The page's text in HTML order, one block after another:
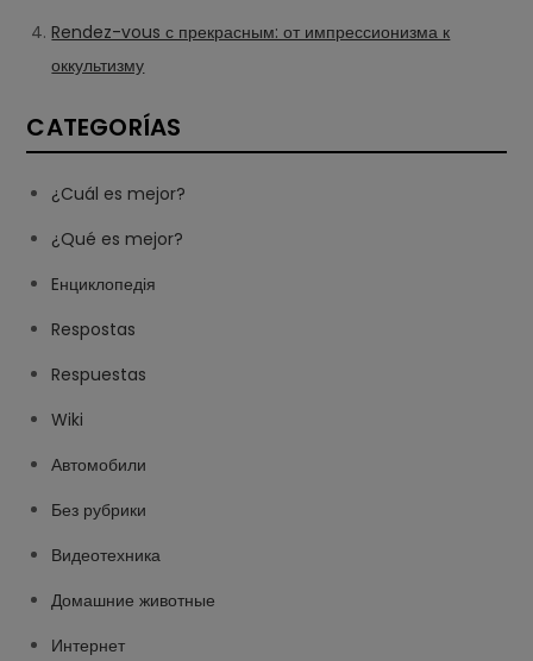
Rendez-vous с прекрасным: от импрессионизма к
оккультизму
CATEGORÍAS
¿Cuál es mejor?
¿Qué es mejor?
Eнциклопедія
Respostas
Respuestas
Wiki
Автомобили
Без рубрики
Видеотехника
Домашние животные
Интернет